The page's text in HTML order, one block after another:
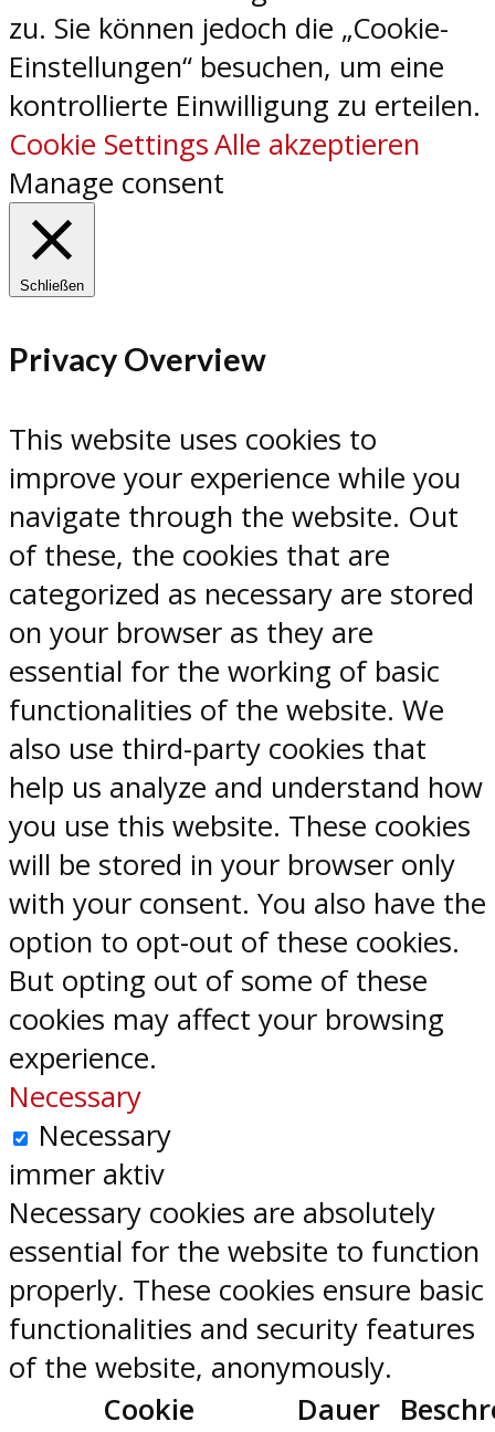
zu. Sie können jedoch die „Cookie-
Einstellungen“ besuchen, um eine
kontrollierte Einwilligung zu erteilen.
Cookie SettingsAlle akzeptieren
Manage consent
Schließen
Privacy Overview
This website uses cookies to
improve your experience while you
navigate through the website. Out
of these, the cookies that are
categorized as necessary are stored
on your browser as they are
essential for the working of basic
functionalities of the website. We
also use third-party cookies that
help us analyze and understand how
you use this website. These cookies
will be stored in your browser only
with your consent. You also have the
option to opt-out of these cookies.
But opting out of some of these
cookies may affect your browsing
experience.
Necessary
Necessary
immer aktiv
Necessary cookies are absolutely
essential for the website to function
properly. These cookies ensure basic
functionalities and security features
of the website, anonymously.
Cookie
Dauer